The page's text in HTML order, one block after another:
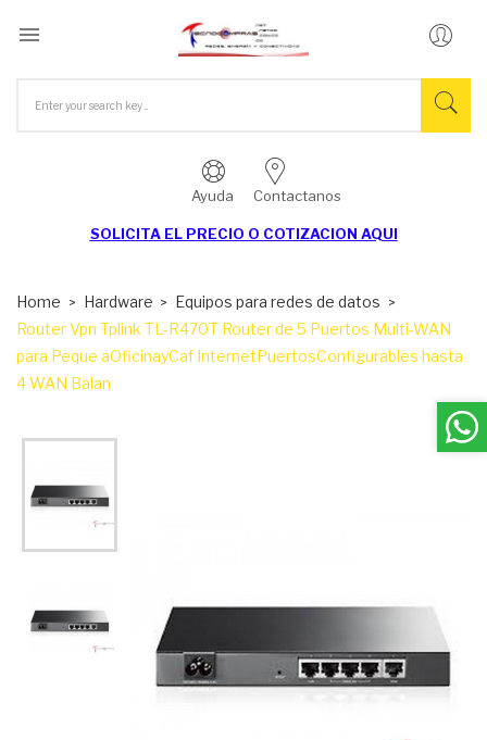

Ayuda Contactanos
SOLICITA EL PRECIO O COTIZACION AQUI
Home Hardware
Equipos para redes de datos
Router Vpn Tplink TL-R470T Router de 5 Puertos Multi-WAN
para Peque aOficinayCaf InternetPuertosConfigurables hasta
4 WAN Balan